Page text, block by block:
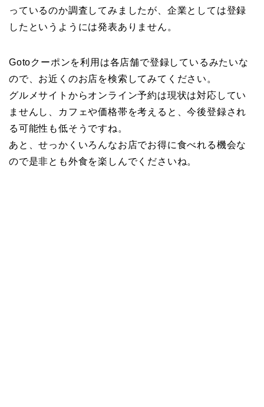
っているのか調査してみましたが、企業としては登録
したというようには発表ありません。
Gotoクーポンを利用は各店舗で登録しているみたいな
ので、お近くのお店を検索してみてください。
グルメサイトからオンライン予約は現状は対応してい
ませんし、カフェや価格帯を考えると、今後登録され
る可能性も低そうですね。
あと、せっかくいろんなお店でお得に食べれる機会な
ので是非とも外食を楽しんでくださいね。